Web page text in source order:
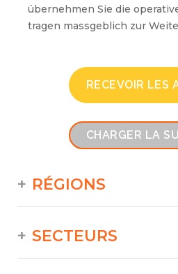
übernehmen Sie die
tragen massgeblich zur
RECEVOIR LES
CHARGER LA
RÉGIONS
SECTEURS